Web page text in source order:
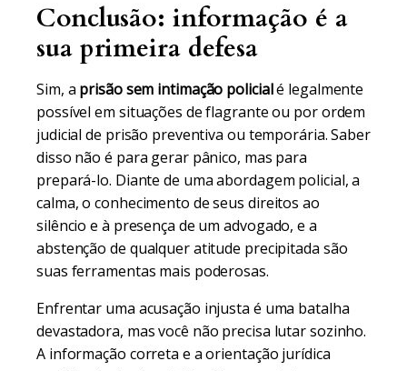
Conclusão: informação é a
sua primeira defesa
Sim, a prisão sem intimação policialé legalmente
possível em situações de flagrante ou por ordem
judicial de prisão preventiva ou temporária. Saber
disso não é para gerar pânico, mas para
prepará-lo. Diante de uma abordagem policial, a
calma, o conhecimento de seus direitos ao
silêncio e à presença de um advogado, e a
abstenção de qualquer atitude precipitada são
suas ferramentas mais poderosas.
Enfrentar uma acusação injusta é uma batalha
devastadora, mas você não precisa lutar sozinho.
A informação correta e a orientação jurídica